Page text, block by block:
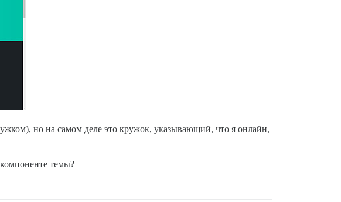
но на самом деле это кружок, указывающий, что я онлайн,
темы?